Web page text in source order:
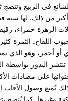
في الربيع
قطرها نحو 5 سم،
الزهرة حمراء،
اللقاح.
أحمر، وهو الذي
تنتشر البذور
على مضادات
يُمنع وصول